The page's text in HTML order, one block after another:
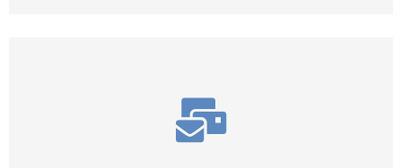
お気軽にお問合わせください。